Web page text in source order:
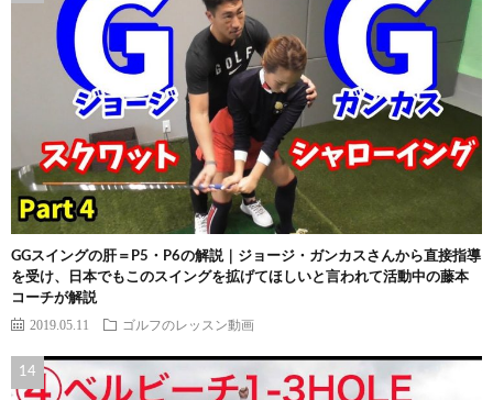
GGスイングの肝＝P5・P6の解説｜ジョージ・ガンカスさんから直接指導
を受け、日本でもこのスイングを拡げてほしいと言われて活動中の藤本
コーチが解説
2019.05.11 ゴルフのレッスン動画